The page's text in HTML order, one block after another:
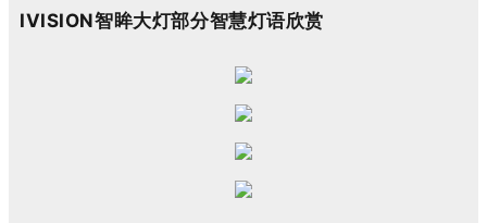
IVISION智眸大灯部分智慧灯语欣赏